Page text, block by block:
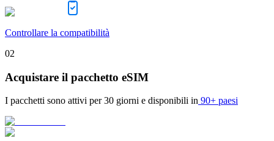
Controllare la compatibilità
02
Acquistare il pacchetto eSIM
I pacchetti sono attivi per 30 giorni e disponibili in 90+ paesi